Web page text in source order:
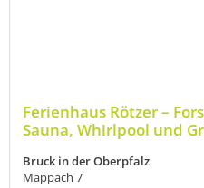
Ferienhaus Rötzer –
Sauna, Whirlpool und
Bruck in der Oberpfalz
Mappach 7